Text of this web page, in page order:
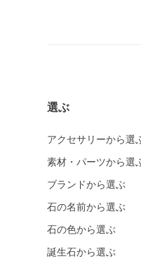
選ぶ
アクセサリーから選
素材・パーツから選
ブランドから選ぶ
石の名前から選ぶ
石の色から選ぶ
誕生石から選ぶ